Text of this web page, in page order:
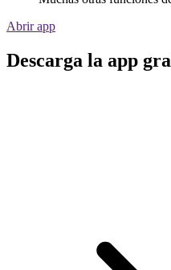
Abrir app
Descarga la app